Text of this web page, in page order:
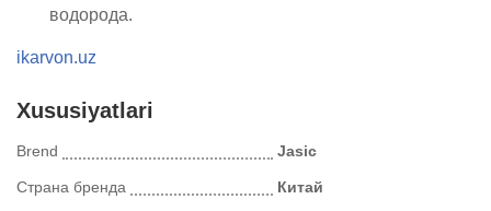
водорода.
ikarvon.uz
Xususiyatlari
Brend Jasic
Страна бренда Китай